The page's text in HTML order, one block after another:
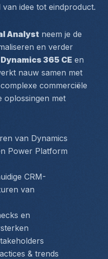
idee tot eindproduct.
Analyst neem je de
en verder
365 CE en
nauw samen met
commerciële
oplossingen met
van Dynamics
Power Platform
CRM-
van
en
& trends